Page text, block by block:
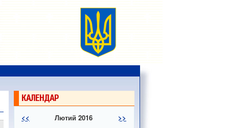
КАЛЕНДАР
<< Лютий 2016
>>